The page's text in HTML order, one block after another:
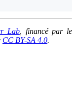
Lab, financé par le
CC BY-SA 4.0.